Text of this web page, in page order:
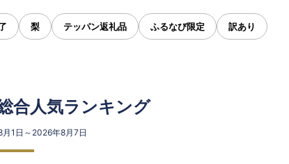
梨 テッパン返礼品 ふるなび限定 訳あり
合人気ランキング
1日～2026年8月7日